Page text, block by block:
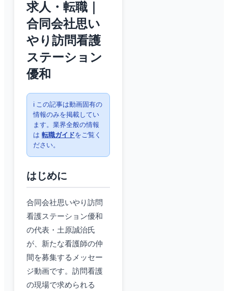
求人・転職｜
合同会社思い
やり訪問看護
ステーション
優和
ℹ️ この記事は動画固有の
情報のみを掲載してい
ます。業界全般の情報
は 転職ガイドをご覧く
ださい。
はじめに
合同会社思いやり訪問
看護ステーション優和
の代表・土原誠治氏
が、新たな看護師の仲
間を募集するメッセー
ジ動画です。訪問看護
の現場で求められる